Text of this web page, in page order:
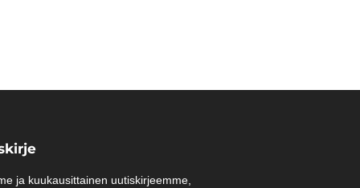
ja kuukausittainen uutiskirjeemme,